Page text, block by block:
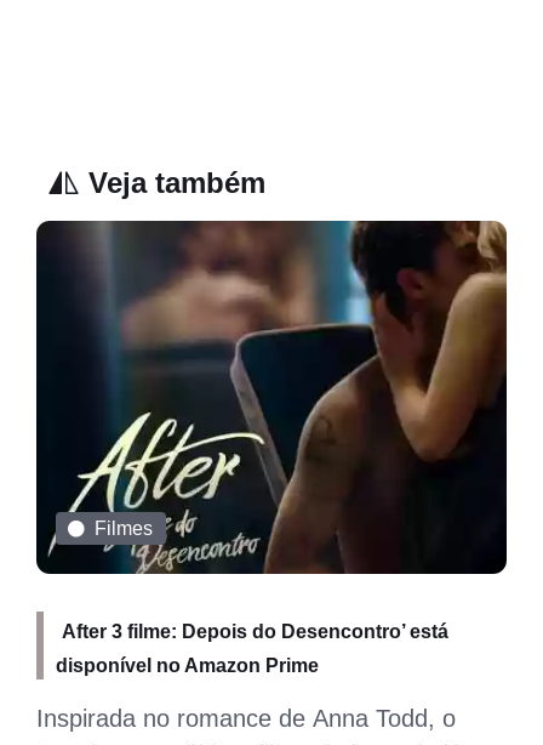
Veja também
Entretenimento
Confirmada para comandar reality de drags,
Xuxa é criticada por internautas
Xuxa Meneghel e Ikaro Kadoshi são